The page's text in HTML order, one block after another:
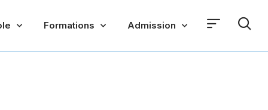
Formations Admission